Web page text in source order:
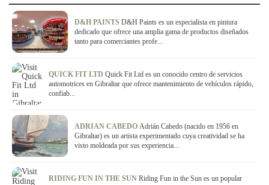
D&H PAINTS D&H Paints es un especialista en pintura
dedicado que ofrece una amplia gama de productos diseñados
tanto para comerciantes profe...
QUICK FIT LTD Quick Fit Ltd es un conocido centro de servicios
automotrices en Gibraltar que ofrece mantenimiento de vehículos rápido,
confiab...
ADRIAN CABEDO Adrián Cabedo (nacido en 1956 en
Gibraltar) es un artista experimentado cuya creatividad se ha
visto moldeada por sus experiencia...
RIDING FUN IN THE SUN Riding Fun in the Sun es un popular